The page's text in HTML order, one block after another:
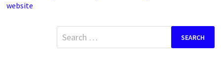
website
Search
for: